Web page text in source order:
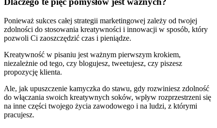
Ponieważ sukces całej strategii marketingowej zależy od twojej
zdolności do stosowania kreatywności i innowacji w sposób, który
pozwoli Ci zaoszczędzić czas i pieniądze.
Kreatywność w pisaniu jest ważnym pierwszym krokiem,
niezależnie od tego, czy blogujesz, tweetujesz, czy piszesz
propozycję klienta.
Ale, jak upuszczenie kamyczka do stawu, gdy rozwiniesz zdolność
do włączania swoich kreatywnych soków, wpływ rozprzestrzeni się
na inne części twojego życia zawodowego i na ludzi, z którymi
pracujesz.